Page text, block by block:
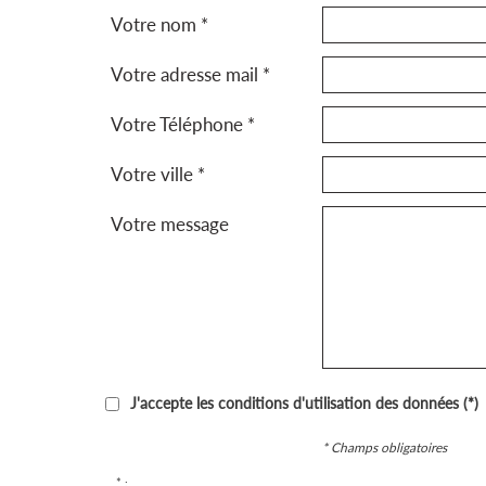
Votre nom *
Votre adresse mail *
Votre Téléphone *
Votre ville *
Votre message
J'accepte les conditions d'utilisation des données (*)
* Champs obligatoires
* :